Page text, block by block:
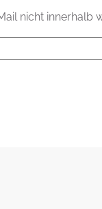
nicht innerhalb